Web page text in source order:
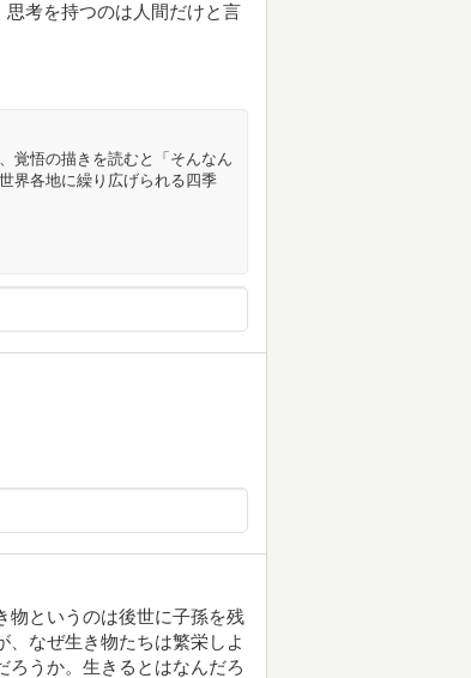
考を持つのは人間だけと言
悟の描きを読むと「そんなん
界各地に繰り広げられる四季
物というのは後世に子孫を残
なぜ生き物たちは繁栄しよ
ろうか。生きるとはなんだろ